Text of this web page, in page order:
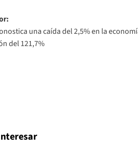
una caída del 2,5% en la
del 121,7%